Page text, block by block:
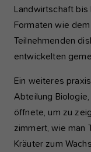
Landwirtschaft
Formaten wie
Teilnehmenden
entwickelten
Ein weiteres
Abteilung
öffnete, um zu
zimmert, wie man
Kräuter zum